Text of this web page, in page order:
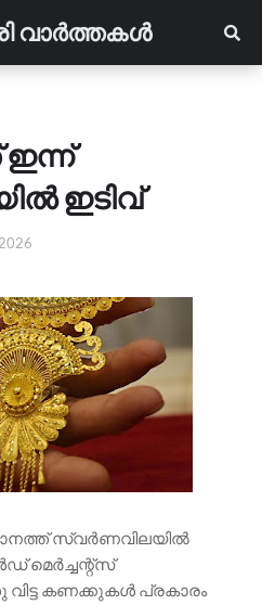
വാർത്തകൾ
ഇടിവ്
സ്വർണവിലയിൽ
മെർച്ചന്റ്സ്
കണക്കുകൾ പ്രകാരം